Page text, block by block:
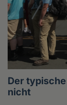
Der
nicht